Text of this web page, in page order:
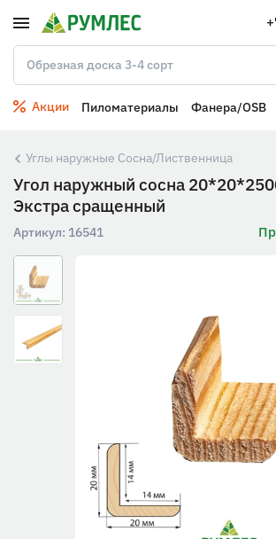
Акции Пиломатериалы Фанера/OSB
Углы наружные Сосна/Лиственница
Угол наружный сосна
Экстра сращенный
Артикул: 16541